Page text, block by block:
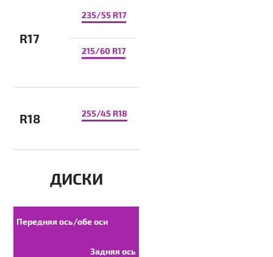
R17
235/55 R17
215/60 R17
R18 255/45 R18
ДИСКИ
Передняя ось/обе оси
Задняя ось